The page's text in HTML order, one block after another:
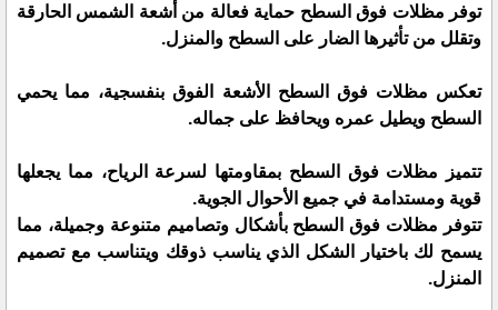
توفر مظلات فوق السطح حماية فعالة من أشعة الشمس الحارقة
وتقلل من تأثيرها الضار على السطح والمنزل.
تعكس مظلات فوق السطح الأشعة الفوق بنفسجية، مما يحمي
السطح ويطيل عمره ويحافظ على جماله.
تتميز مظلات فوق السطح بمقاومتها لسرعة الرياح، مما يجعلها
قوية ومستدامة في جميع الأحوال الجوية.
تتوفر مظلات فوق السطح بأشكال وتصاميم متنوعة وجميلة، مما
يسمح لك باختيار الشكل الذي يناسب ذوقك ويتناسب مع تصميم
المنزل.